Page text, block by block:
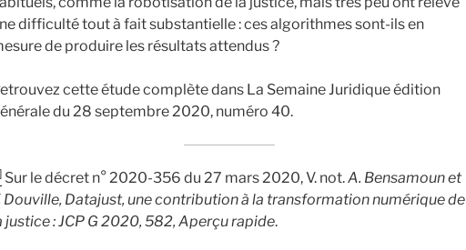
difficulté tout à fait substantielle : ces algorithmes sont-ils en
de produire les résultats attendus ?
cette étude complète dans La Semaine Juridique édition
du 28 septembre 2020, numéro 40.
Sur le décret n° 2020-356 du 27 mars 2020, V. not.A. Bensamoun et
Douville, Datajust, une contribution à la transformation numérique de
justice : JCP G 2020, 582, Aperçu rapide.